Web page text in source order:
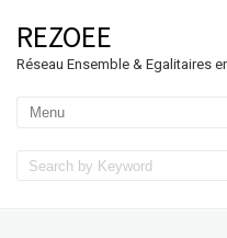
REZOEE
Réseau Ensemble & Egalitaires